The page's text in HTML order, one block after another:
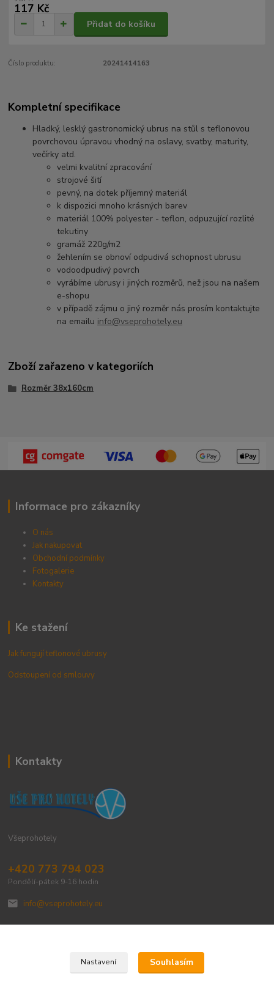
117 Kč
Přidat do košíku
Číslo produktu: 20241414163
Kompletní specifikace
Hladký, lesklý gastronomický ubrus na stůl s teflonovou
povrchovou úpravou vhodný na oslavy, svatby, maturity,
večírky atd.
velmi kvalitní zpracování
strojové šití
pevný, na dotek příjemný materiál
k dispozici mnoho krásných barev
materiál 100% polyester - teflon, odpuzující rozlité
tekutiny
gramáž 220g/m2
žehlením se obnoví odpudivá schopnost ubrusu
vodoodpudivý povrch
vyrábíme ubrusy i jiných rozměrů, než jsou na našem
e-shopu
v případě zájmu o jiný rozměr nás prosím kontaktujte
na emailu info@vseprohotely.eu
Zboží zařazeno v kategoriích
Rozměr 38x160cm
Informace pro zákazníky
O nás
Jak nakupovat
Obchodní podmínky
Fotogalerie
Kontakty
Ke stažení
Jak fungují teflonové ubrusy
Odstoupení od smlouvy
Kontakty
Všeprohotely
+420 773 794 023
Pondělí-pátek 9-16 hodin
info@vseprohotely.eu
Upravit sběr cookies.
Nastavení Souhlasím